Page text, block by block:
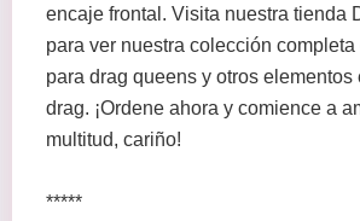
encaje frontal. Visita nuestra tienda
para ver nuestra colección
para drag queens y otros
drag. ¡Ordene ahora y comience a
multitud, cariño!
*****